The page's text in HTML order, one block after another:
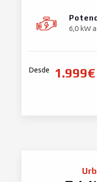
6,0 kW
Desde 1.999€